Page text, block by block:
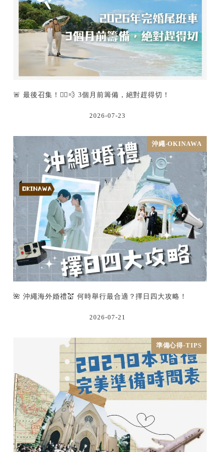
🚨 最後召集！🏃‍♂️💨 3個月前籌備，絕對趕得切！
2026-07-23
沖繩-OKINAWA
🌺 沖繩海外婚禮💒 何時舉行最合適？擇日四大攻略！
2026-07-21
準備心得-TIPS